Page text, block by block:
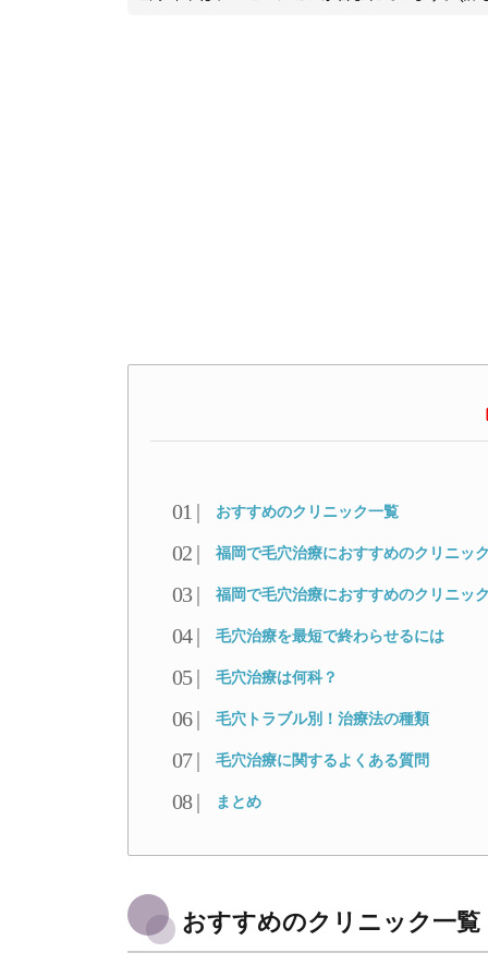
おすすめのクリニック一覧
福岡で毛穴治療におすすめのクリニッ
福岡で毛穴治療におすすめのクリニッ
毛穴治療を最短で終わらせるには
毛穴治療は何科？
毛穴トラブル別！治療法の種類
毛穴治療に関するよくある質問
まとめ
おすすめのクリニック一覧